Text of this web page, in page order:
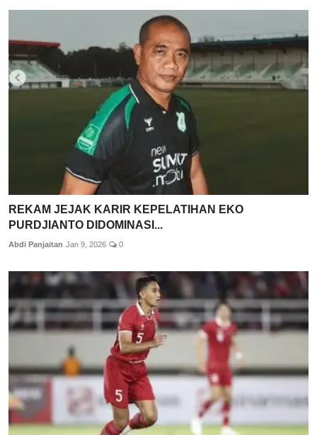
REKAM JEJAK KARIR KEPELATIHAN EKO
PURDJIANTO DIDOMINASI...
Abdi Panjaitan Jan 9, 2026 0